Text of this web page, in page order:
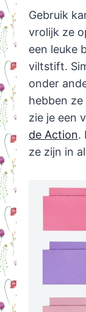
Gebruik
vrolijk ze
een leuke
viltstift.
onder
hebben
zie je een
de Action.
ze zijn in